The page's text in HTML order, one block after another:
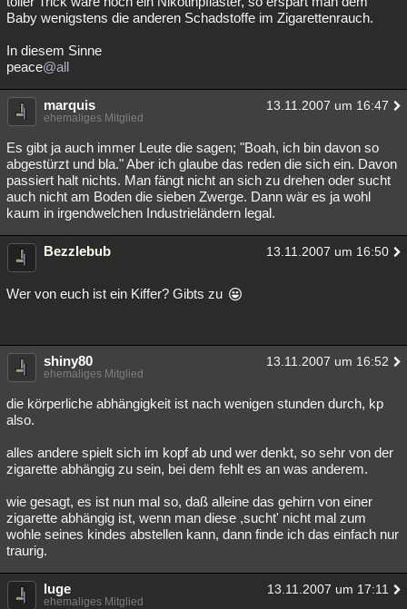
Baby wenigstens die anderen Schadstoffe im Zigarettenrauch.
In diesem Sinne
peace@all
marquis 13.11.2007 um 16:47
ehemaliges Mitglied
Es gibt ja auch immer Leute die sagen; "Boah, ich bin davon so
abgestürzt und bla." Aber ich glaube das reden die sich ein. Davon
passiert halt nichts. Man fängt nicht an sich zu drehen oder sucht
auch nicht am Boden die sieben Zwerge. Dann wär es ja wohl
kaum in irgendwelchen Industrieländern legal.
Bezzlebub 13.11.2007 um 16:50
Wer von euch ist ein Kiffer? Gibts zu
shiny80 13.11.2007 um 16:52
ehemaliges Mitglied
die körperliche abhängigkeit ist nach wenigen stunden durch, kp
also.
alles andere spielt sich im kopf ab und wer denkt, so sehr von der
zigarette abhängig zu sein, bei dem fehlt es an was anderem.
wie gesagt, es ist nun mal so, daß alleine das gehirn von einer
zigarette abhängig ist, wenn man diese ,sucht' nicht mal zum
wohle seines kindes abstellen kann, dann finde ich das einfach nur
traurig.
luge 13.11.2007 um 17:11
ehemaliges Mitglied